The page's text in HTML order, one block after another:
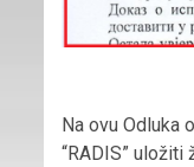
Na ovu Odluka
“RADIS” uložiti